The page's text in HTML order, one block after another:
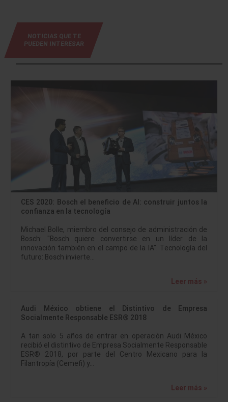
NOTICIAS QUE TE
PUEDEN INTERESAR
CES 2020: Bosch el beneficio de Al: construir juntos la
confianza en la tecnología
Michael Bolle, miembro del consejo de administración de
Bosch: "Bosch quiere convertirse en un líder de la
innovación también en el campo de la IA". Tecnología del
futuro: Bosch invierte…
Leer más »
Audi México obtiene el Distintivo de Empresa
Socialmente Responsable ESR® 2018
A tan solo 5 años de entrar en operación Audi México
recibió el distintivo de Empresa Socialmente Responsable
ESR® 2018, por parte del Centro Mexicano para la
Filantropía (Cemefi) y…
Leer más »